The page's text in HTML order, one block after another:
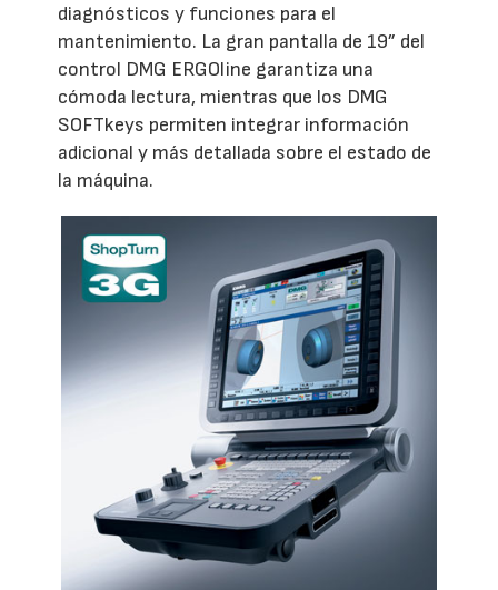
diagnósticos y funciones para el
mantenimiento. La gran pantalla de 19” del
control DMG ERGOline garantiza una
cómoda lectura, mientras que los DMG
SOFTkeys permiten integrar información
adicional y más detallada sobre el estado de
la máquina.